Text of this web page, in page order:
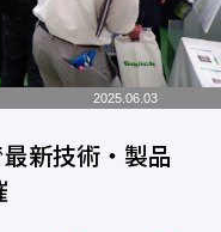
2025.06.03
新技術・製品